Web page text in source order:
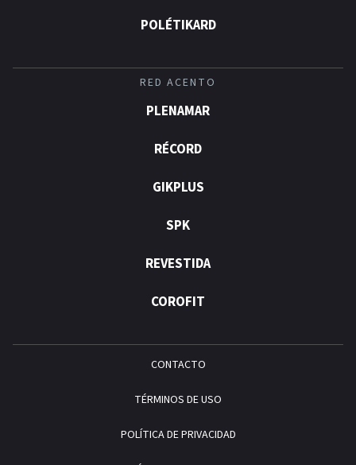
POLÉTIKARD
RED ACENTO
PLENAMAR
RÉCORD
GIKPLUS
SPK
REVESTIDA
COROFIT
CONTACTO
TÉRMINOS DE USO
POLÍTICA DE PRIVACIDAD